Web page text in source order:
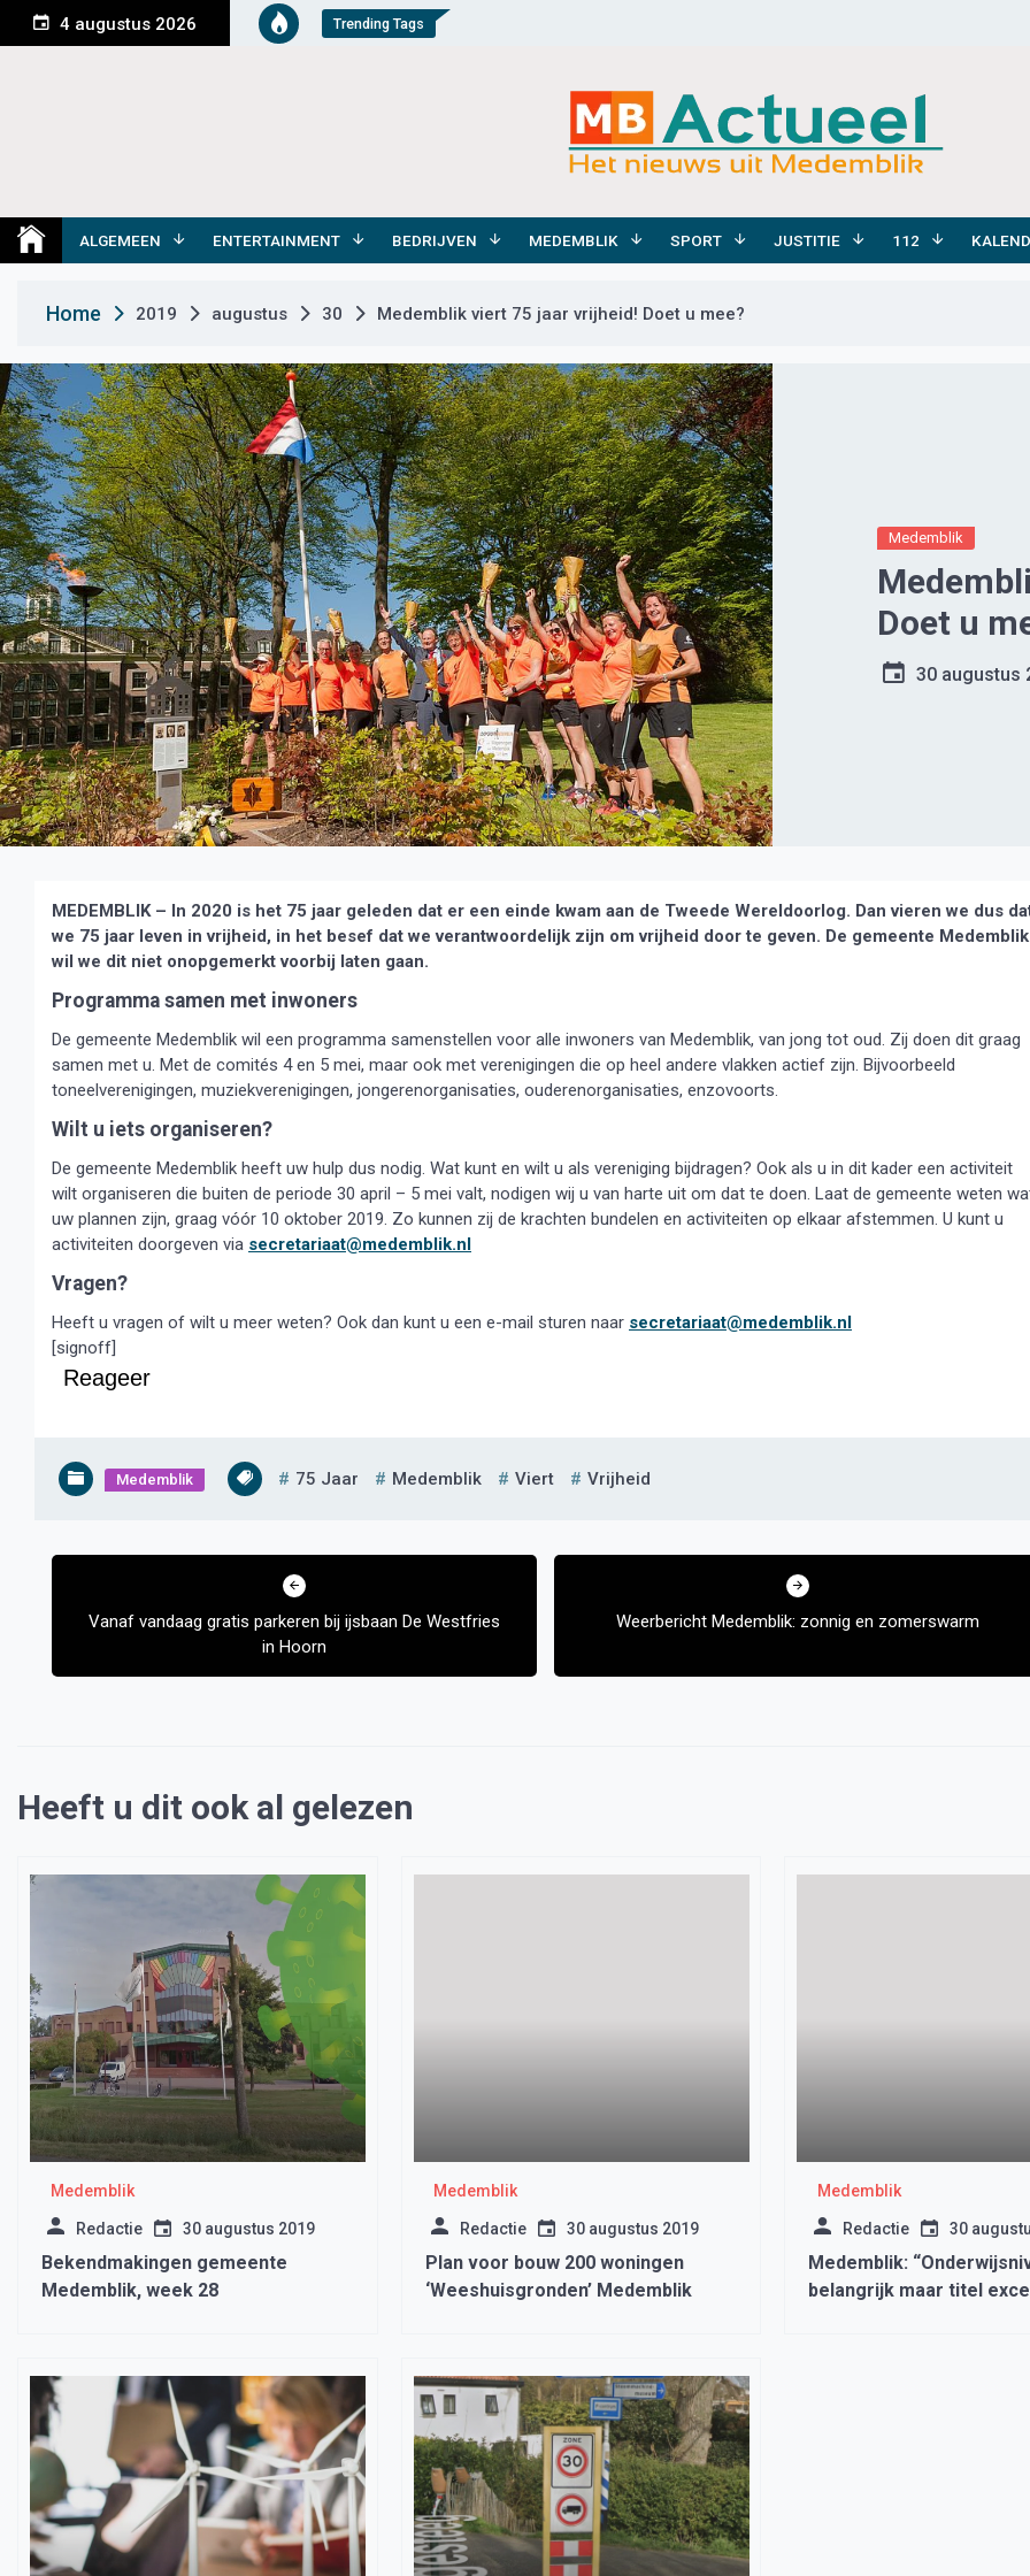
n
e
4 augustus 2026 Trending Tags
Medemblik Actueel
ALGEMEEN ENTERTAINMENT BEDRIJVEN MEDEMBLIK SPORT JUSTITIE 112
Home 2019 augustus 30 Medemblik viert 75 jaar vrijheid! Doet u mee?
Medemblik
Doet u
30 augustus
MEDEMBLIK – In 2020 is het 75 jaar geleden dat er een einde kwam aan de Tweede Wereldoorlog. Dan vieren we dus
we 75 jaar leven in vrijheid, in het besef dat we verantwoordelijk zijn om vrijheid door te geven. De gemeente Medemblik
wil we dit niet onopgemerkt voorbij laten gaan.
Programma samen met inwoners
De gemeente Medemblik wil een programma samenstellen voor alle inwoners van Medemblik, van jong tot oud. Zij doen dit graag
samen met u. Met de comités 4 en 5 mei, maar ook met verenigingen die op heel andere vlakken actief zijn. Bijvoorbeeld
toneelverenigingen, muziekverenigingen, jongerenorganisaties, ouderenorganisaties, enzovoorts.
Wilt u iets organiseren?
De gemeente Medemblik heeft uw hulp dus nodig. Wat kunt en wilt u als vereniging bijdragen? Ook als u in dit kader een activiteit
wilt organiseren die buiten de periode 30 april – 5 mei valt, nodigen wij u van harte uit om dat te doen. Laat de gemeente weten
uw plannen zijn, graag vóór 10 oktober 2019. Zo kunnen zij de krachten bundelen en activiteiten op elkaar afstemmen. U kunt u
activiteiten doorgeven via secretariaat@medemblik.nl
Vragen?
Heeft u vragen of wilt u meer weten? Ook dan kunt u een e-mail sturen naar secretariaat@medemblik.nl
[signoff]
Reageer
Medemblik 75 Jaar Medemblik Viert Vrijheid
Bericht
Vanaf vandaag gratis parkeren bij ijsbaan De Westfries
in Hoorn
Weerbericht Medemblik: zonnig en zomerswarm
Heeft u dit ook al gelezen
Medemblik
Redactie 30 augustus 2019
Bekendmakingen gemeente
Medemblik, week 28
Medemblik
Redactie 30 augustus 2019
Plan voor bouw 200 woningen
‘Weeshuisgronden’ Medemblik
Medemblik
Redactie 30
Medemblik:
belangrijk maar titel